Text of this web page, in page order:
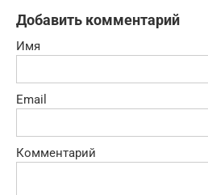
Добавить комментарий
Имя
Email
Комментарий